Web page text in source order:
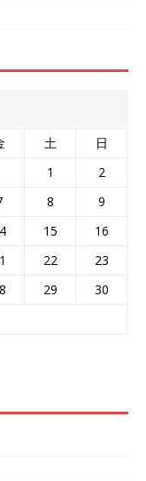
土
日
1
2
8
9
15
16
22
23
29
30